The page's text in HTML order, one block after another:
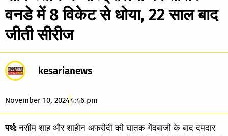
वनडे में 8 विकेट से धोया, 22 साल बाद
जीती सीरीज
kesarianews
November 10, 20244:46 pm
पर्थ:नसीम शाह और शाहीन अफरीदी की घातक गेंदबाजी के बाद दमदार